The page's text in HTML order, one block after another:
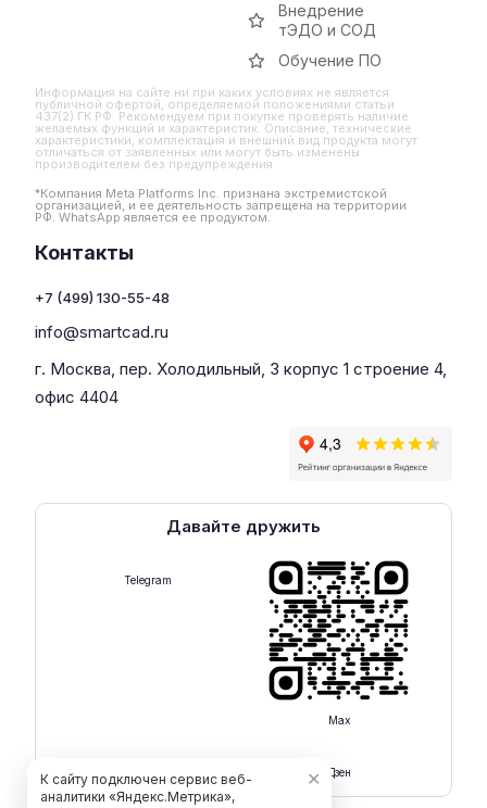
Внедрение
тЭДО и СОД
Обучение ПО
Информация на сайте ни при каких условиях не является
публичной офертой, определяемой положениями статьи
437(2) ГК РФ. Рекомендуем при покупке проверять наличие
желаемых функций и характеристик. Описание, технические
характеристики, комплектация и внешний вид продукта могут
отличаться от заявленных или могут быть изменены
производителем без предупреждения
*Компания Meta Platforms Inc. признана экстремистской
организацией, и ее деятельность запрещена на территории
РФ. WhatsApp является ее продуктом.
Контакты
+7 (499) 130-55-48
info@smartcad.ru
г. Москва, пер. Холодильный, 3 корпус 1 строение 4,
офис 4404
Давайте дружить
Telegram
Max
Дзен
К сайту подключен сервис веб-
аналитики «Яндекс.Метрика»,
✕